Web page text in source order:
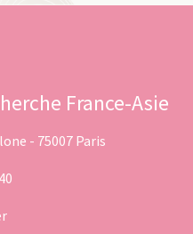
France-Asie
- 75007 Paris